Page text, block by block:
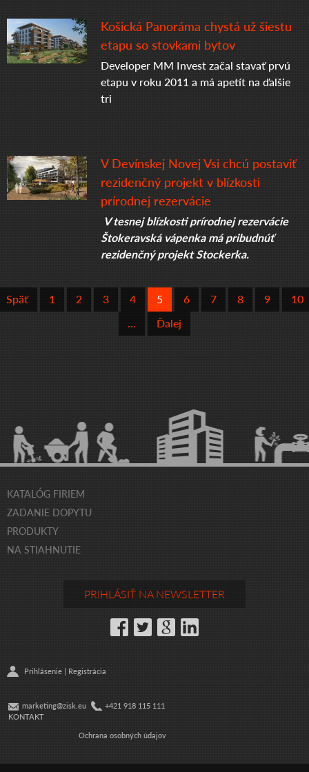
Košická Panoráma chystá už šiestu
etapu so stovkami bytov
Developer MM Invest začal stavať prvú
etapu v roku 2011 a má apetít na ďalšie
tri
V Devínskej Novej Vsi chcú postaviť
rezidenčný projekt v blízkosti
prírodnej rezervácie
V tesnej blízkosti prírodnej rezervácie
Štokeravská vápenka má pribudnúť
rezidenčný projekt Stockerka.
Späť 1 2 3 4 5 6 7 8 9
10
...
Ďalej
KATALÓG FIRIEM
ZADANIE DOPYTU
PRODUKTY
NA STIAHNUTIE
PRIHLÁSIŤ NA NEWSLETTER
Prihlásenie | Registrácia
marketing@zisk.eu
+421 918 115 111
KONTAKT
Ochrana osobných údajov